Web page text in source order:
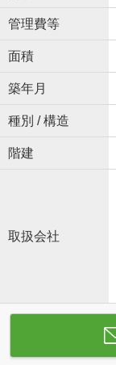
管理費等
面積
築年月
種別 / 構造
階建
取扱会社